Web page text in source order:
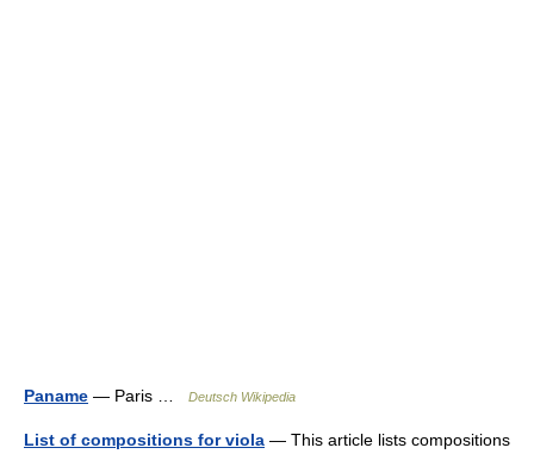
Paname — Paris … Deutsch Wikipedia
List of compositions for viola — This article lists compositions